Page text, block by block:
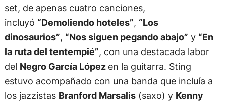
set, de apenas cuatro canciones,
incluyó “Demoliendo hoteles”, “Los
dinosaurios”, “Nos siguen pegando abajo” y “En
la ruta del tentempié”, con una destacada labor
del Negro García López en la guitarra. Sting
estuvo acompañado con una banda que incluía a
los jazzistas Branford Marsalis(saxo) y Kenny